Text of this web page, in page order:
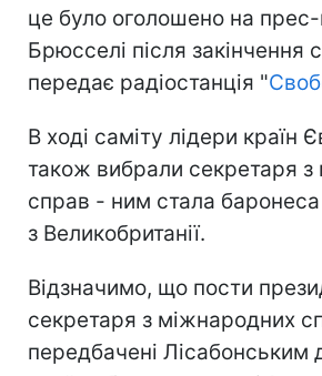
це було оголошено на прес-
Брюсселі після закінчення
передає радіостанція "
В ході саміту лідери країн
також вибрали секретаря
справ - ним стала
з Великобританії.
Відзначимо, що пости
секретаря з міжнародних
передбачені Лісабонським